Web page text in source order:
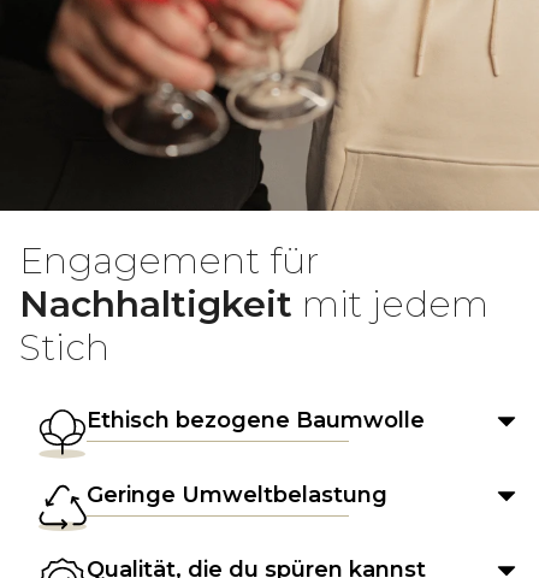
Engagement für
Nachhaltigkeit mit jedem
Stich
Ethisch bezogene Baumwolle
Geringe Umweltbelastung
Qualität, die du spüren kannst